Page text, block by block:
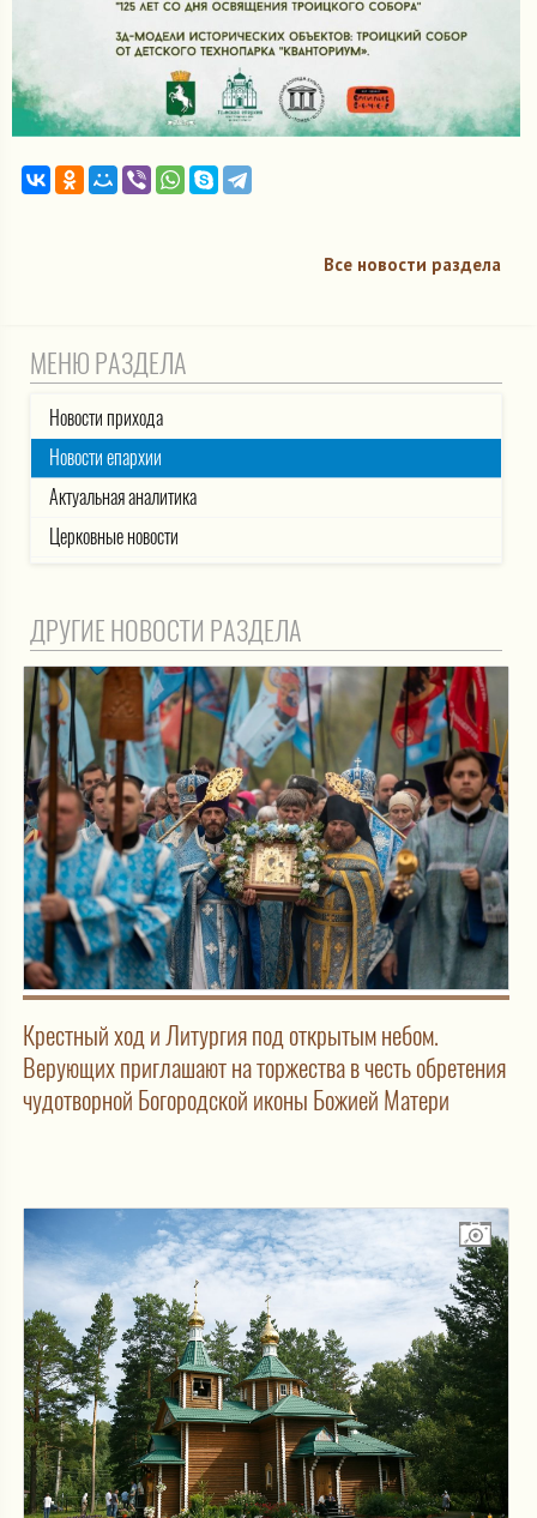
Все новости раздела
МЕНЮ РАЗДЕЛА
Новости прихода
Новости епархии
Актуальная аналитика
Церковные новости
ДРУГИЕ НОВОСТИ РАЗДЕЛА
Крестный ход и Литургия под открытым небом.
Верующих приглашают на торжества в честь обретения
чудотворной Богородской иконы Божией Матери